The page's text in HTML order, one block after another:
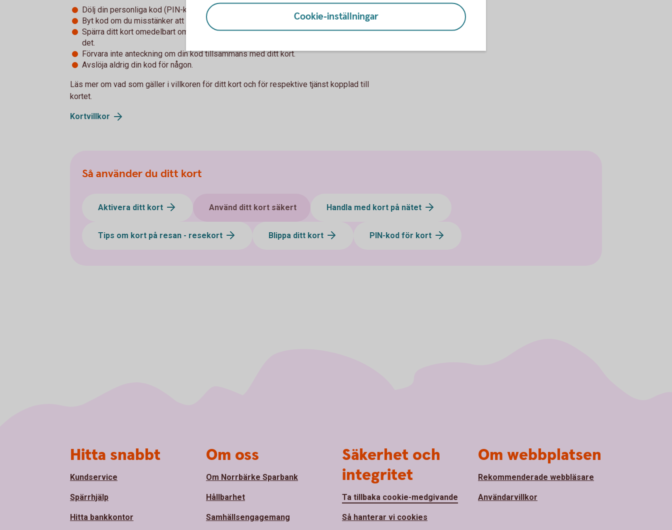
Dölj din personliga kod (PIN-kod) när du anger den.
Byt kod om du misstänker att någon fått veta koden.
Spärra ditt kort omedelbart om du förlorat det eller misstänker att någon använder
det.
Förvara inte anteckning om din kod tillsammans med ditt kort.
Avslöja aldrig din kod för någon.
Läs mer om vad som gäller i villkoren för ditt kort och för respektive tjänst kopplad till
kortet.
Kortvillkor
Så använder du ditt kort
Aktivera ditt kort Använd ditt kort säkert Handla med kort på nätet
Tips om kort på resan - resekort Blippa ditt kort PIN-kod för kort
Cookie-inställningar
Hitta snabbt
Kundservice
Spärrhjälp
Hitta bankkontor
Om oss
Om Norrbärke Sparbank
Hållbarhet
Samhällsengagemang
Säkerhet och
integritet
Ta tillbaka cookie-medgivande
Så hanterar vi cookies
Om webbplatsen
Rekommenderade webbläsare
Användarvillkor